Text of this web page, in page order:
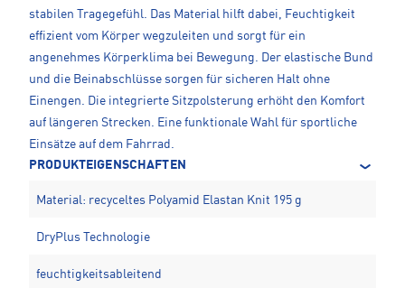
stabilen Tragegefühl. Das Material hilft dabei, Feuchtigkeit
effizient vom Körper wegzuleiten und sorgt für ein
angenehmes Körperklima bei Bewegung. Der elastische Bund
und die Beinabschlüsse sorgen für sicheren Halt ohne
Einengen. Die integrierte Sitzpolsterung erhöht den Komfort
auf längeren Strecken. Eine funktionale Wahl für sportliche
Einsätze auf dem Fahrrad.
PRODUKTEIGENSCHAFTEN
Material: recyceltes Polyamid Elastan Knit 195 g
DryPlus Technologie
feuchtigkeitsableitend